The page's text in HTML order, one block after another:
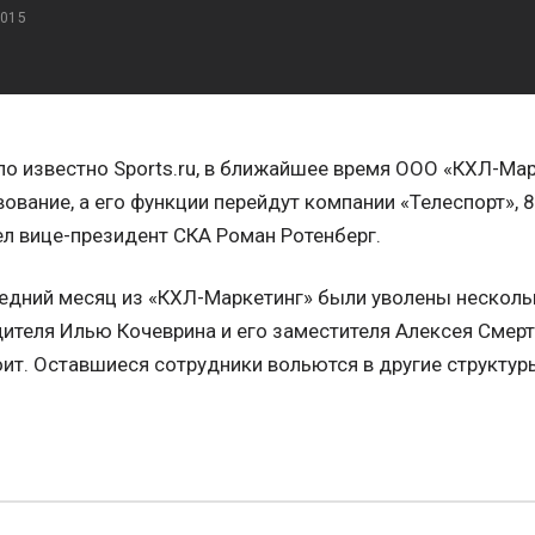
известно Sports.ru, в ближайшее время ООО «КХЛ-
а его функции перейдут компании «Телеспорт»,
вице-президент СКА Роман Ротенберг.
месяц из «КХЛ-Маркетинг» были уволены
Илью Кочеврина и его заместителя Алексея
Оставшиеся сотрудники вольются в другие